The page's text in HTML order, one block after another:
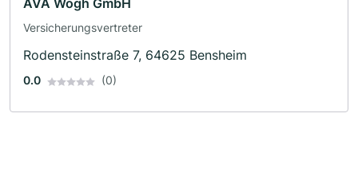
AVA Wogh GmbH
Versicherungsvertreter
Rodensteinstraße 7, 64625 Bensheim
0.0 (0)